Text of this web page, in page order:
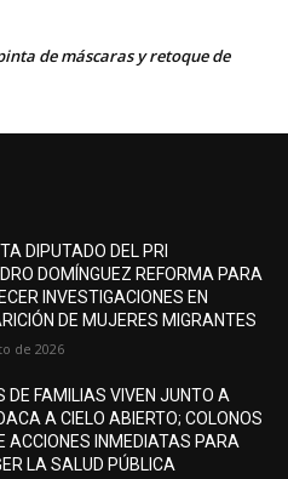
de máscaras y retoque de
DIPUTADO DEL PRI
DOMÍNGUEZ REFORMA PARA
INVESTIGACIONES EN
DE MUJERES MIGRANTES
de 2026
DE FAMILIAS VIVEN JUNTO A
A CIELO ABIERTO; COLONOS
ACCIONES INMEDIATAS PARA
LA SALUD PÚBLICA